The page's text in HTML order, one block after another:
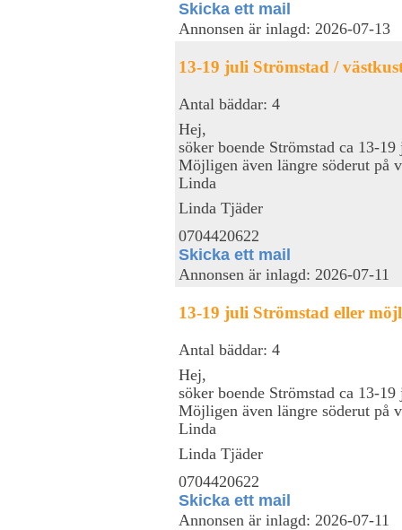
Skicka ett mail
Annonsen är inlagd: 2026-07-13
13-19 juli Strömstad /
Antal bäddar: 4
Hej,
söker boende Strömstad ca 13-
Möjligen även längre söderut på
Linda
Linda Tjäder
0704420622
Skicka ett mail
Annonsen är inlagd: 2026-07-11
13-19 juli Strömstad eller
Antal bäddar: 4
Hej,
söker boende Strömstad ca 13-
Möjligen även längre söderut på
Linda
Linda Tjäder
0704420622
Skicka ett mail
Annonsen är inlagd: 2026-07-11